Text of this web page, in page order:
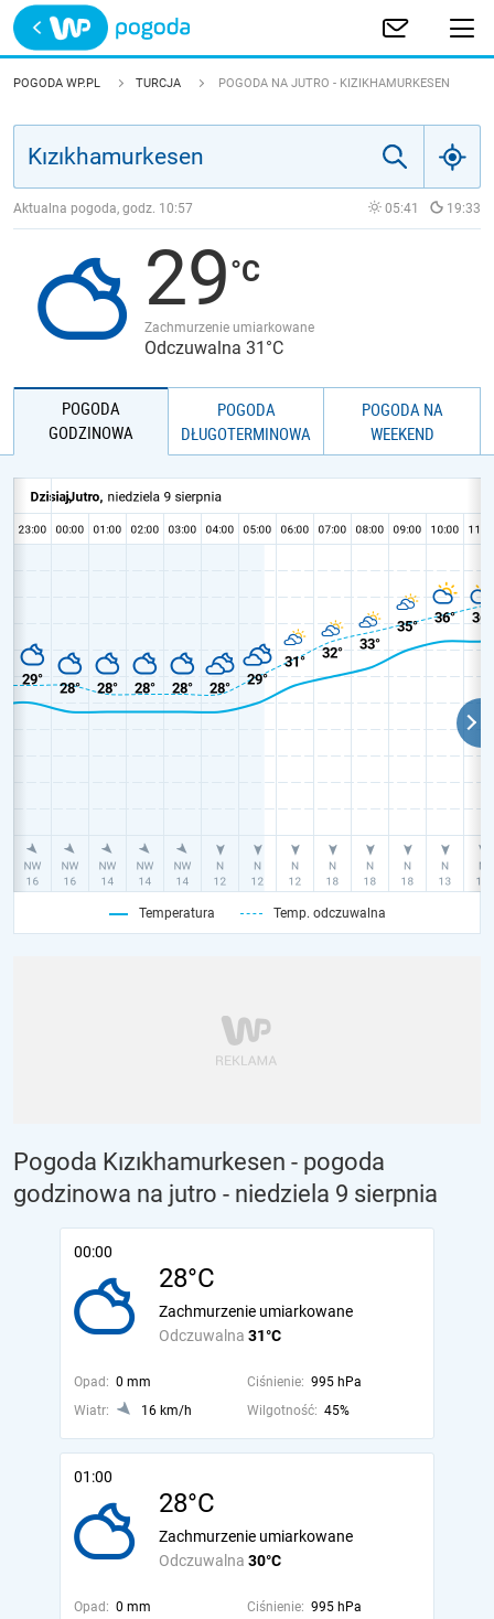
Trwa ładowanie
POLSKA
JAKOŚĆ POWIETRZA
POGODA WP.PL TURCJA POGODA NA JUTRO - KIZIKHAMURKESEN
Aktualna pogoda, godz. 10:57 05:41 19:33
29
Zachmurzenie umiarkowane
Odczuwalna 31°C
POGODA
GODZINOWA
POGODA
DŁUGOTERMINOWA
POGODA NA
WEEKEND
Temperatura Temp. odczuwalna
Pogoda Kızıkhamurkesen - pogoda
godzinowa na jutro - niedziela 9 sierpnia
00:00
28°C
Odczuwalna 31°C
Zachmurzenie umiarkowane
Opad: 0 mm Ciśnienie: 995 hPa
Wiatr:
16 km/h Wilgotność: 45%
01:00
28°C
Odczuwalna 30°C
Zachmurzenie umiarkowane
Opad: 0 mm Ciśnienie: 995 hPa